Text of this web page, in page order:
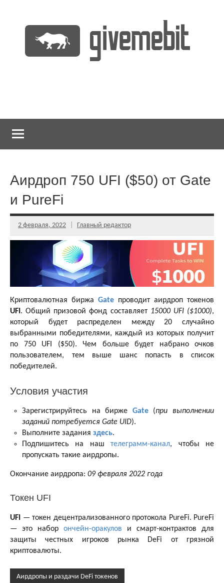
содержимому
Аирдроп 750 UFI ($50) от Gate
и PureFi
2 февраля, 2022 Главный редактор
Криптовалютная биржа Gate проводит аирдроп токенов
UFI. Общий призовой фонд составляет 15000 UFI ($1000),
который будет распределен между 20 случайно
выбранными победителями, каждый из которых получит
по 750 UFI ($50). Чем больше будет набрано очков
пользователем, тем выше шанс попасть в список
победителей.
Условия участия
Зарегистрируйтесь на бирже Gate(при выполнении
заданий потребуется Gate UID).
Выполните задания здесь.
Подпишитесь на наштелеграмм-канал, чтобы не
пропускать такие аирдропы.
Окончание аирдропа: 09 февраля 2022 года
Токен UFI
UFI — токен децентрализованного протокола PureFi. PureFi
— это набор ончейн-оракулов и смарт-контрактов для
защиты честных игроков рынка DeFi от грязной
криптовалюты.
Аирдропы и раздачи DeFi токенов